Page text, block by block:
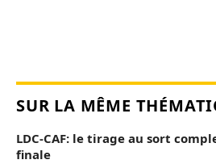
SUR LA MÊME
LDC-CAF: le tirage au sort
finale